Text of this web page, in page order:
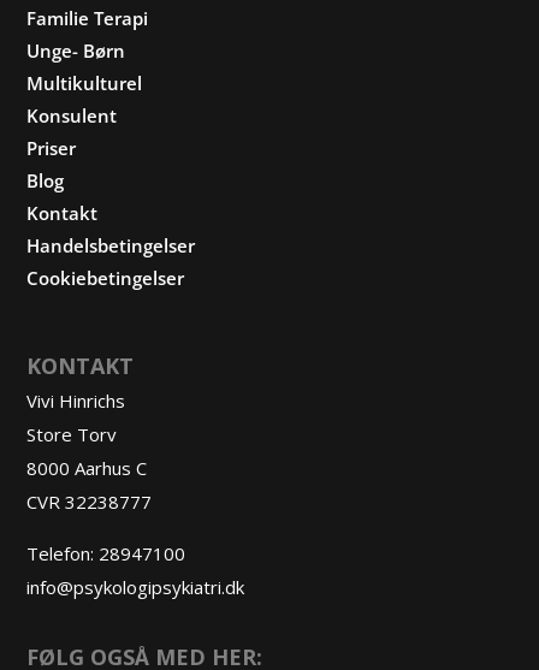
Familie Terapi
Unge- Børn
Multikulturel
Konsulent
Priser
Blog
Kontakt
Handelsbetingelser
Cookiebetingelser
KONTAKT
Vivi Hinrichs
Store Torv
8000 Aarhus C
CVR 32238777
Telefon: 28947100
info@psykologipsykiatri.dk
FØLG OGSÅ MED HER: